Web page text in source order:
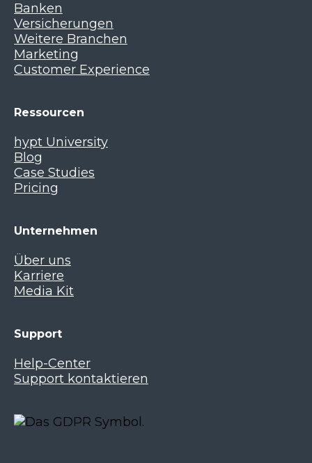
Banken
Versicherungen
Weitere Branchen
Marketing
Customer Experience
Ressourcen
hypt University
Blog
Case Studies
Pricing
Unternehmen
Über uns
Karriere
Media Kit
Support
Help-Center
Support kontaktieren